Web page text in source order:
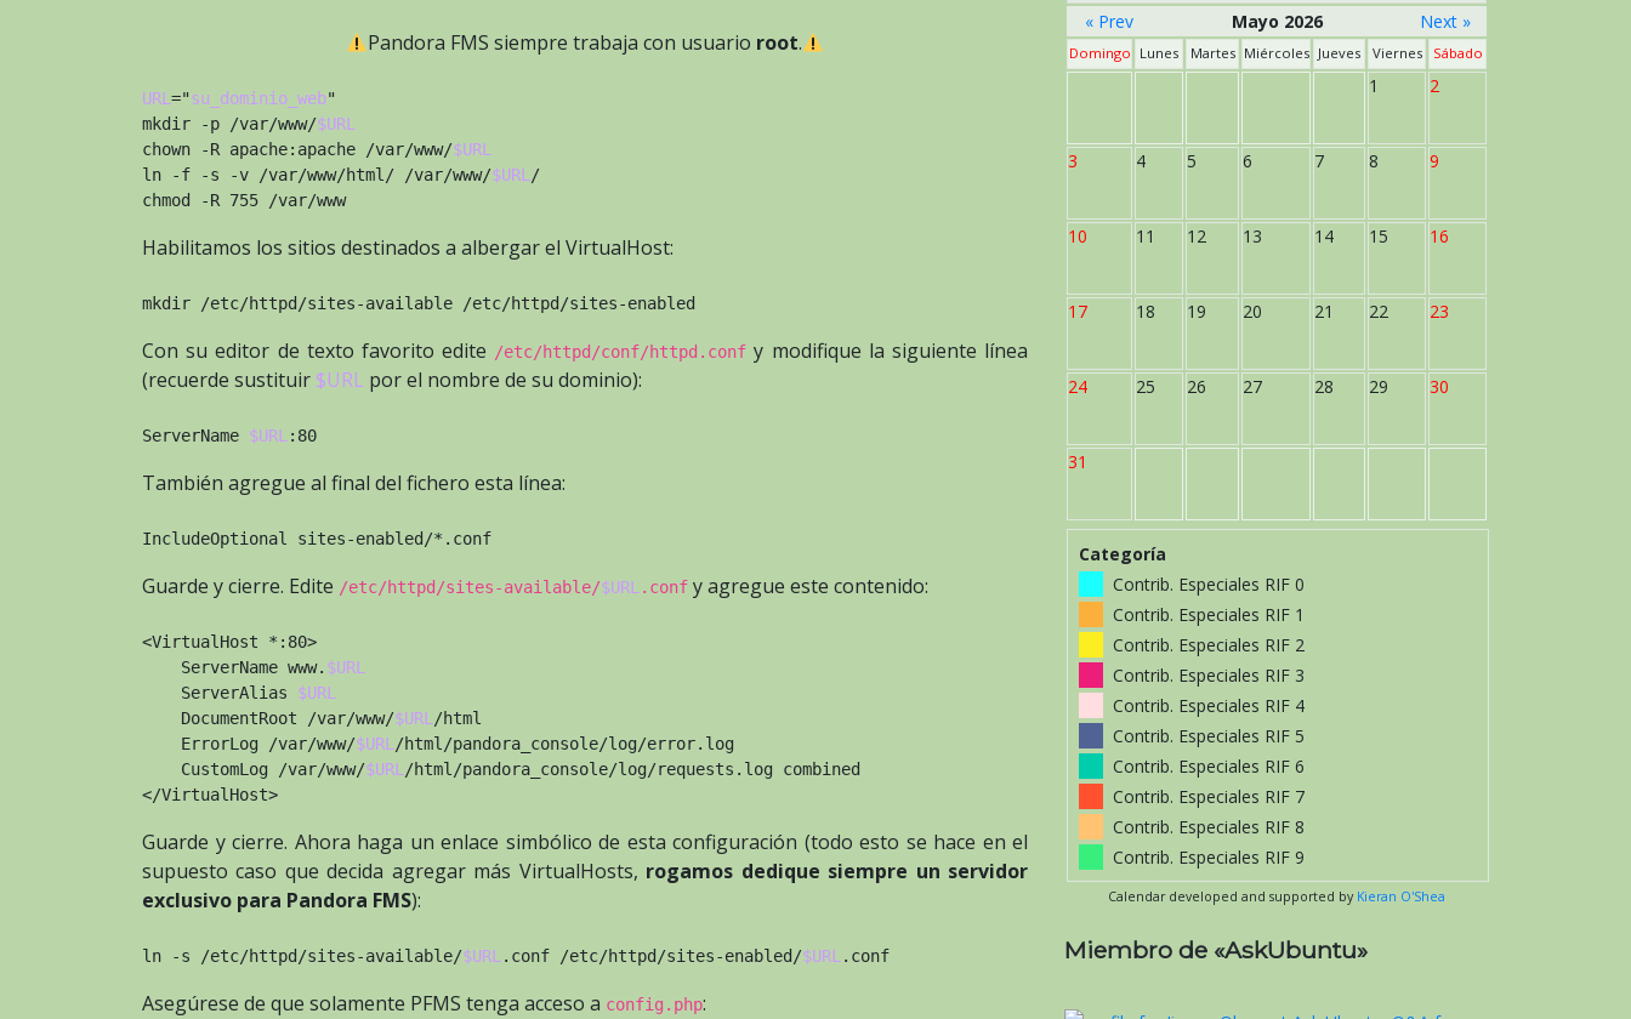
Pandora FMS siempre trabaja con usuario root.
URL ="su_dominio_web"
mkdir -p /var/www/$URL
chown -R apache:apache /var/www/$URL
ln -f -s -v /var/www/html/ /var/www/$URL /
chmod -R 755 /var/www
Habilitamos los sitios destinados a albergar el VirtualHost:
mkdir /etc/httpd/sites-available /etc/httpd/sites-enabled
Con su editor de texto favorito edite /etc/httpd/conf/httpd.conf y modifique la siguiente línea
(recuerde sustituir $URL por el nombre de su dominio):
ServerName $URL :80
También agregue al final del fichero esta línea:
IncludeOptional sites-enabled/*.conf
Guarde y cierre. Edite /etc/httpd/sites-available/$URL .conf y agregue este contenido:
<VirtualHost *:80>
    ServerName www.
$URL
    ServerAlias
$URL
    DocumentRoot /var/www/
$URL /html
    ErrorLog /var/www/
$URL /html/pandora_console/log/error.log
    CustomLog /var/www/
$URL /html/pandora_console/log/requests.log combined
</VirtualHost>
Guarde y cierre. Ahora haga un enlace simbólico de esta configuración (todo esto se hace en el
supuesto caso que decida agregar más VirtualHosts, rogamos dedique siempre un servidor
exclusivo para Pandora FMS):
ln -s /etc/httpd/sites-available/$URL .conf /etc/httpd/sites-enabled/$URL .conf
Asegúrese de que solamente PFMS tenga acceso a config.php:
« Prev
Mayo 2026 Next »
Domingo Lunes Martes Miércoles Jueves Viernes Sábado
1 2
3 4 5 6 7 8 9
10 11 12 13 14 15 16
17 18 19 20 21 22 23
24 25 26 27 28 29 30
31
Categoría
Contrib. Especiales RIF 0
Contrib. Especiales RIF 1
Contrib. Especiales RIF 2
Contrib. Especiales RIF 3
Contrib. Especiales RIF 4
Contrib. Especiales RIF 5
Contrib. Especiales RIF 6
Contrib. Especiales RIF 7
Contrib. Especiales RIF 8
Contrib. Especiales RIF 9
Calendar developed and supported by Kieran O'Shea
Miembro de «AskUbuntu»